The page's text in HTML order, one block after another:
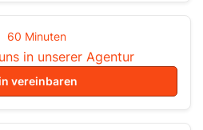
60 Minuten
in unserer Agentur
vereinbaren